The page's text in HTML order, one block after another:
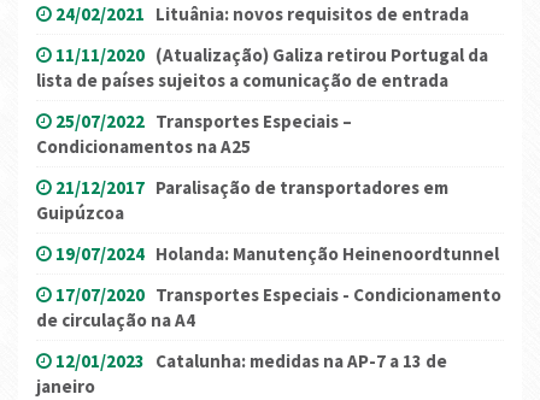
24/02/2021 Lituânia: novos requisitos de entrada
11/11/2020 (Atualização) Galiza retirou Portugal da
lista de países sujeitos a comunicação de entrada
25/07/2022 Transportes Especiais –
Condicionamentos na A25
21/12/2017 Paralisação de transportadores em
Guipúzcoa
19/07/2024 Holanda: Manutenção Heinenoordtunnel
17/07/2020 Transportes Especiais - Condicionamento
de circulação na A4
12/01/2023 Catalunha: medidas na AP-7 a 13 de
janeiro